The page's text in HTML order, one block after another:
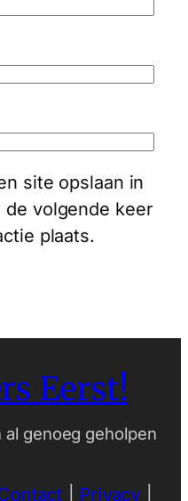
site opslaan in
volgende keer
plaats.
Eerst!
genoeg geholpen
Privacy